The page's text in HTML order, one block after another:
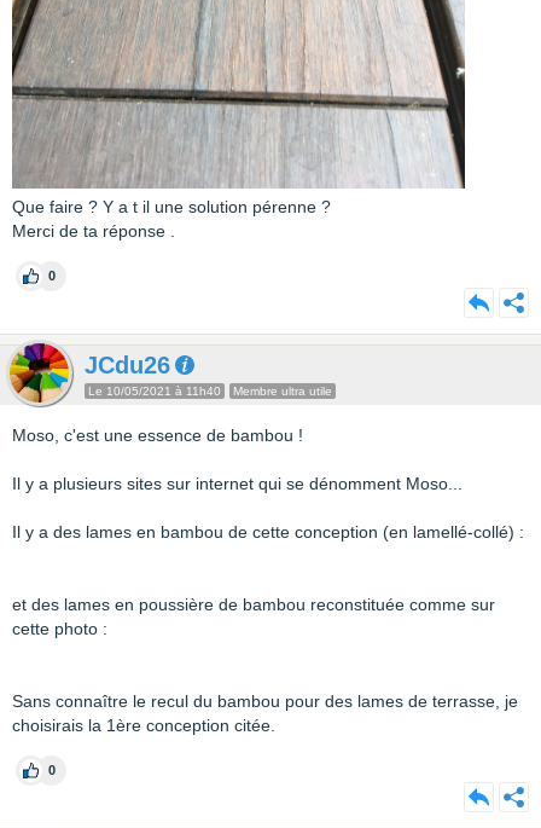
Que faire ? Y a t il une solution pérenne ?
Merci de ta réponse .
0
JCdu26
Le 10/05/2021 à 11h40 Membre ultra utile
Moso, c'est une essence de bambou !
Il y a plusieurs sites sur internet qui se dénomment Moso...
Il y a des lames en bambou de cette conception (en lamellé-collé) :
et des lames en poussière de bambou reconstituée comme sur
cette photo :
Sans connaître le recul du bambou pour des lames de terrasse, je
choisirais la 1ère conception citée.
0